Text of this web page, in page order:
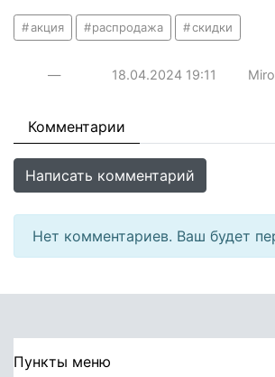
акция распродажа скидки
— 18.04.2024 19:11
Комментарии
Написать комментарий
Нет комментариев. Ваш будет
Пункты меню